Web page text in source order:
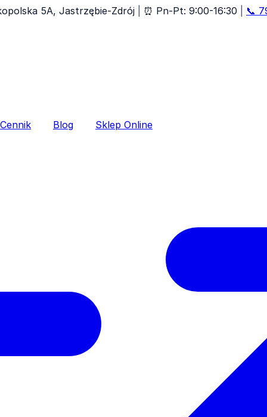
5A, Jastrzębie-Zdrój ⏰ Pn-Pt: 9:00-16:30 📞
Cennik Blog Sklep Online